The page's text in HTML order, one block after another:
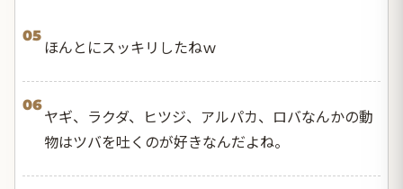
05
ほんとにスッキリしたねｗ
06
ヤギ、ラクダ、ヒツジ、アルパカ、ロバなんかの動
物はツバを吐くのが好きなんだよね。